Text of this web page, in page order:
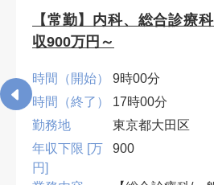
【常勤】内科、総合診療
収900万円～
時間（開始）
9時00分
時間（終了）
17時00分
勤務地
東京都大田区
年収下限 [万
円]
900